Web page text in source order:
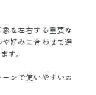
を左右する重要な
好みに合わせて選
す。
ンで使いやすいの